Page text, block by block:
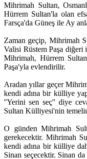
Mihrimah Sultan,
Hürrem Sultan'la olan
Farsça'da Güneş ile Ay
Zaman geçip, Mihrimah
Valisi Rüstem Paşa diğeri
Mihrimah, Hürrem
Paşa'yla evlendirilir.
Aradan yıllar geçer
kendi adına bir külliye
''Yerini sen seç'' diye
Sultan Külliyesi'nin
O günden Mihrimah
gerekecektir. Mihrimah
kendi adına bir külliye
Sinan seçecektir. Sinan